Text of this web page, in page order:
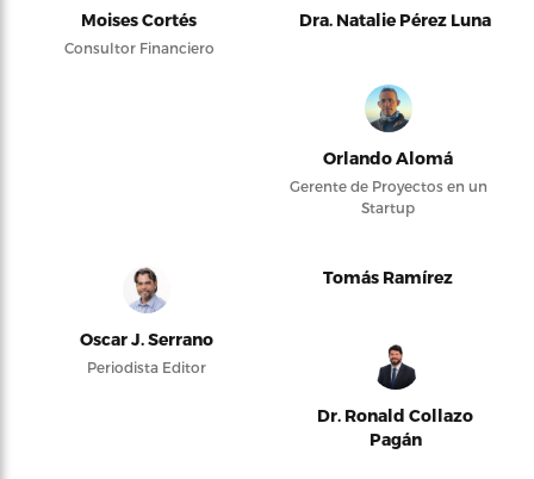
Moises Cortés
Consultor Financiero
Dra. Natalie Pérez Luna
Orlando Alomá
Gerente de Proyectos en un
Startup
Oscar J. Serrano
Periodista Editor
Tomás Ramírez
Dr. Ronald Collazo
Pagán